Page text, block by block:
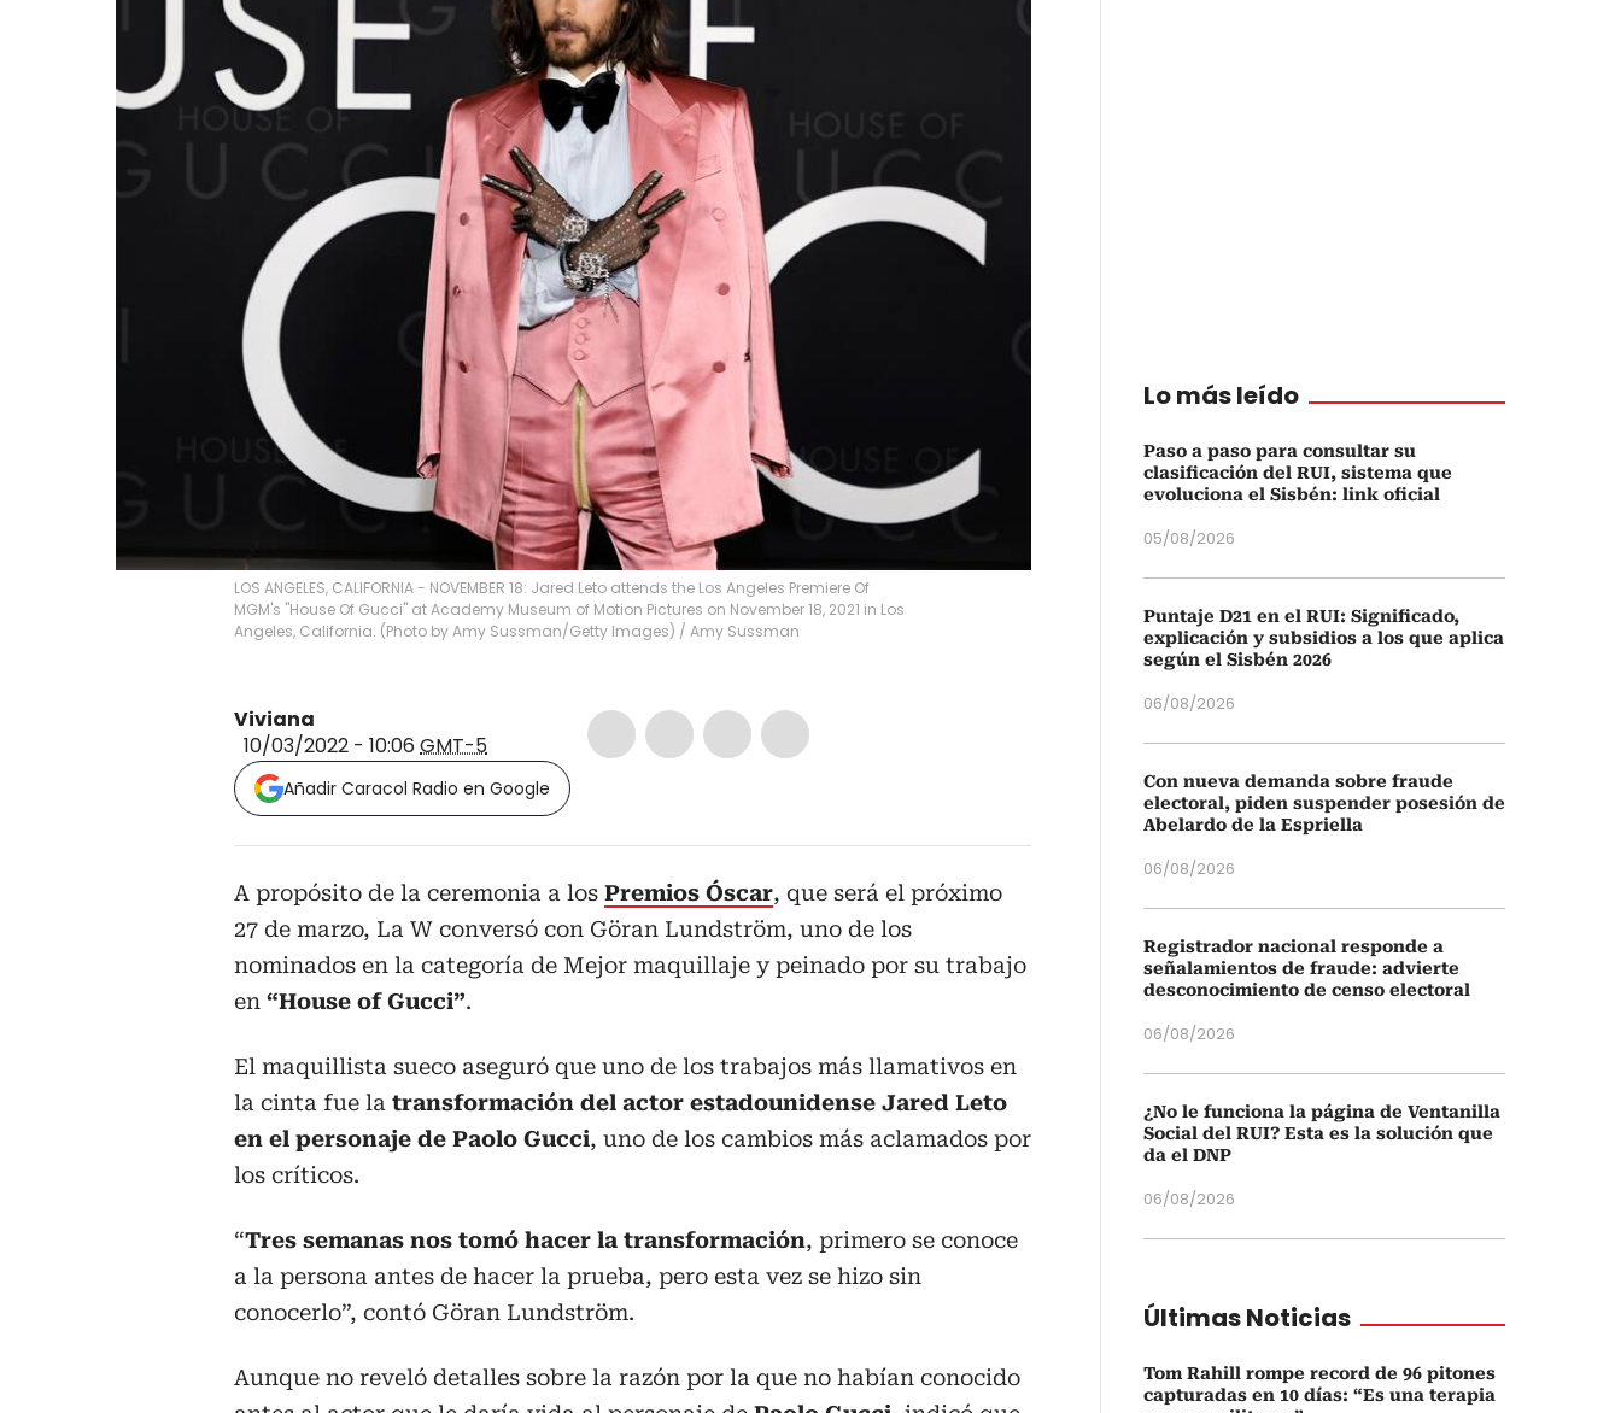
LOS ANGELES, CALIFORNIA - NOVEMBER 18: Jared Leto attends the Los Angeles Premiere Of
MGM's "House Of Gucci" at Academy Museum of Motion Pictures on November 18, 2021 in Los
Angeles, California. (Photo by Amy Sussman/Getty Images) / Amy Sussman
Viviana
10/03/2022 - 10:06 GMT-5
Añadir Caracol Radio en Google
A propósito de la ceremonia a los Premios Óscar, que será el próximo
27 de marzo, La W conversó con Göran Lundström, uno de los
nominados en la categoría de Mejor maquillaje y peinado por su trabajo
en “House of Gucci”.
El maquillista sueco aseguró que uno de los trabajos más llamativos en
la cinta fue la transformación del actor estadounidense Jared Leto
en el personaje de Paolo Gucci, uno de los cambios más aclamados por
los críticos.
“Tres semanas nos tomó hacer la transformación, primero se conoce
a la persona antes de hacer la prueba, pero esta vez se hizo sin
conocerlo”, contó Göran Lundström.
Aunque no reveló detalles sobre la razón por la que no habían conocido
Lo más leído
Paso a paso para consultar su
clasificación del RUI, sistema que
evoluciona el Sisbén: link oficial
05/08/2026
Puntaje D21 en el RUI: Significado,
explicación y subsidios a los que aplica
según el Sisbén 2026
06/08/2026
Con nueva demanda sobre fraude
electoral, piden suspender posesión de
Abelardo de la Espriella
06/08/2026
Registrador nacional responde a
señalamientos de fraude: advierte
desconocimiento de censo electoral
06/08/2026
¿No le funciona la página de Ventanilla
Social del RUI? Esta es la solución que
da el DNP
06/08/2026
Últimas Noticias
Tom Rahill rompe record de 96 pitones
capturadas en 10 días: “Es una terapia